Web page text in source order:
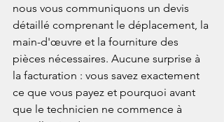
nous vous communiquons un devis
détaillé comprenant le déplacement, la
main-d'œuvre et la fourniture des
pièces nécessaires. Aucune surprise à
la facturation : vous savez exactement
ce que vous payez et pourquoi avant
que le technicien ne commence à